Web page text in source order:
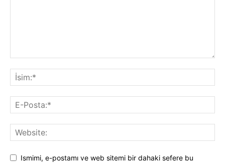
Ismimi, e-postamı ve web sitemi bir dahaki sefere bu